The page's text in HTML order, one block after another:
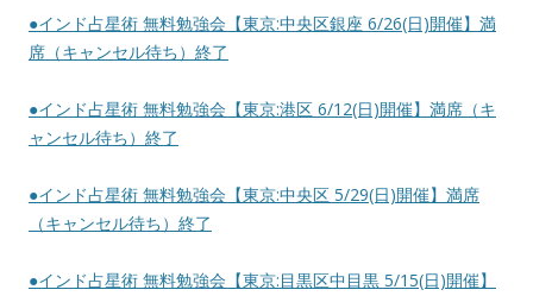
●インド占星術 無料勉強会【東京:中央区銀座 6/26(日)開催】満
席（キャンセル待ち）終了
●インド占星術 無料勉強会【東京:港区 6/12(日)開催】満席（キ
ャンセル待ち）終了
●インド占星術 無料勉強会【東京:中央区 5/29(日)開催】満席
（キャンセル待ち）終了
●インド占星術 無料勉強会【東京:目黒区中目黒 5/15(日)開催】